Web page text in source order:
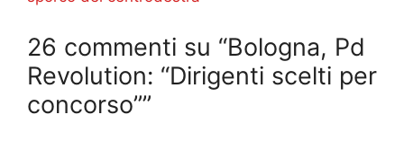
26 commenti su “Bologna, Pd
Revolution: “Dirigenti scelti per
concorso””